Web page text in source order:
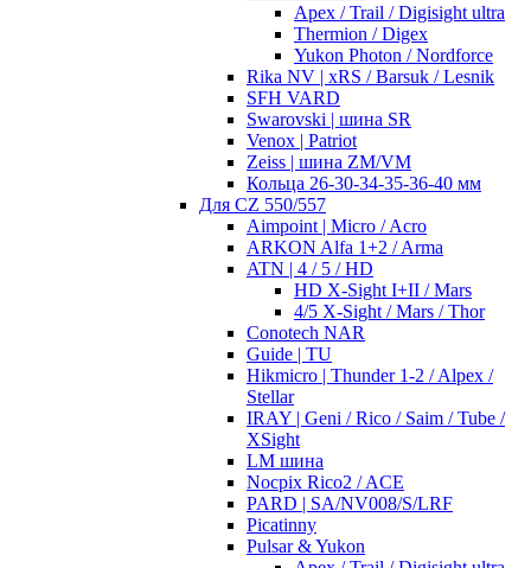
Apex / Trail / Digisight ultra
Thermion / Digex
Yukon Photon / Nordforce
Rika NV | xRS / Barsuk / Lesnik
SFH VARD
Swarovski | шина SR
Venox | Patriot
Zeiss | шина ZM/VM
Кольца 26-30-34-35-36-40 мм
Для CZ 550/557
Aimpoint | Micro / Acro
ARKON Alfa 1+2 / Arma
ATN | 4 / 5 / HD
HD X-Sight I+II / Mars
4/5 X-Sight / Mars / Thor
Conotech NAR
Guide | TU
Hikmicro | Thunder 1-2 / Alpex /
Stellar
IRAY | Geni / Rico / Saim / Tube /
XSight
LM шина
Nocpix Rico2 / ACE
PARD | SA/NV008/S/LRF
Picatinny
Pulsar & Yukon